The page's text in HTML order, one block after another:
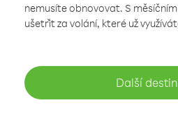
nemusíte obnovovat. S
ušetřit za volání, které už
Další